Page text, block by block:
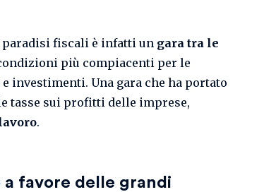
fiscali è infatti un gara tra le
più compiacenti per le
investimenti. Una gara che ha portato
tasse sui profitti delle imprese,
.
a favore delle grandi